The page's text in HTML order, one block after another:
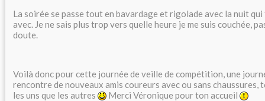
La soirée se passe tout en bavardage et rigolade avec la nuit
avec. Je ne sais plus trop vers quelle heure je me suis couchée,
doute.
Voilà donc pour cette journée de veille de compétition, une
rencontre de nouveaux amis coureurs avec ou sans chaussures,
les uns que les autres
Merci Véronique pour ton accueil